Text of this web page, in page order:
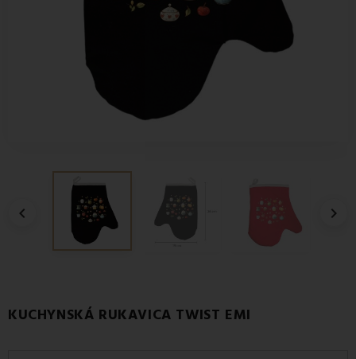
 
KUCHYNSKÁ RUKAVICA TWIST EMI